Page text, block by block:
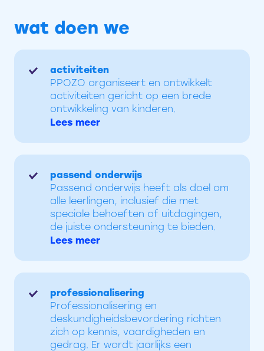
wat doen we
activiteiten
PPOZO organiseert en ontwikkelt
activiteiten gericht op een brede
ontwikkeling van kinderen.
Lees meer
passend onderwijs
Passend onderwijs heeft als doel om
alle leerlingen, inclusief die met
speciale behoeften of uitdagingen,
de juiste ondersteuning te bieden.
Lees meer
professionalisering
Professionalisering en
deskundigheidsbevordering richten
zich op kennis, vaardigheden en
gedrag. Er wordt jaarlijks een